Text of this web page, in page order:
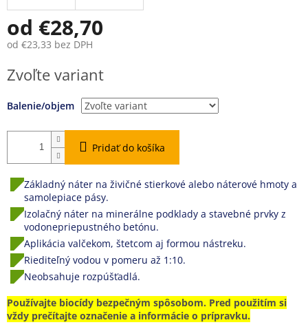
od €28,70
od €23,33 bez DPH
cena:
Zvoľte variant
Balenie/objem
Pridať do košíka
Základný náter na živičné stierkové alebo náterové hmoty a
samolepiace pásy.
Izolačný náter na minerálne podklady a stavebné prvky z
vodonepriepustného betónu.
Aplikácia valčekom, štetcom aj formou nástreku.
Riediteľný vodou v pomeru až 1:10.
Neobsahuje rozpúšťadlá.
Používajte biocídy bezpečným spôsobom. Pred použitím si
vždy prečítajte označenie a informácie o prípravku.